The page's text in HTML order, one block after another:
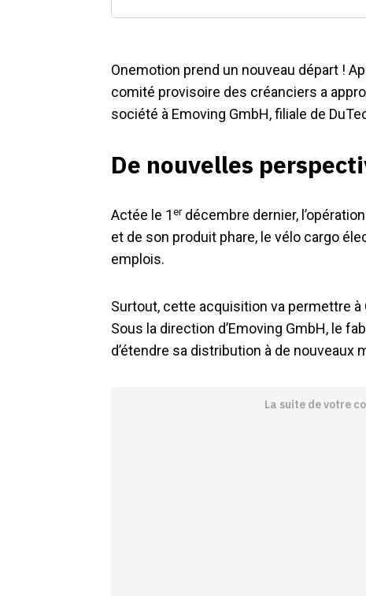
Onemotion prend un nouveau départ !
comité provisoire des créanciers a
société à Emoving GmbH, filiale de
De nouvelles
Actée le 1erdécembre dernier,
et de son produit phare, le vélo cargo
emplois.
Surtout, cette acquisition va permettre
Sous la direction d’Emoving GmbH, le
d’étendre sa distribution à de nouveaux
La suite de votre